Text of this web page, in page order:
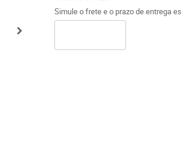
Simule o frete e o prazo de entrega